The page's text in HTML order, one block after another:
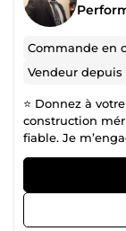
Commande en
Vendeur depuis
⭐ Donnez à
construction
fiable. Je
professionnel et
Ingénieur en
réalise vos :
Plans de
nécessaires